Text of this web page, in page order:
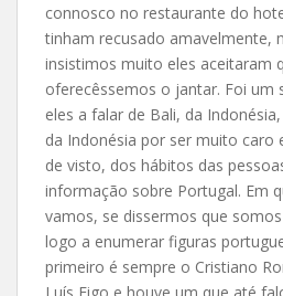
connosco no restaurante do
tinham recusado amavelmente,
insistimos muito eles aceitaram
oferecêssemos o jantar. Foi um
eles a falar de Bali, da
da Indonésia por ser muito caro
de visto, dos hábitos das
informação sobre Portugal. Em
vamos, se dissermos que
logo a enumerar figuras
primeiro é sempre o Cristiano